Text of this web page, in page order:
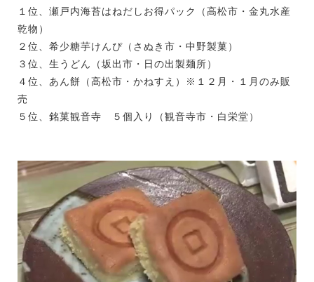
１位、瀬戸内海苔はねだしお得パック（高松市・金丸水産
乾物）
２位、希少糖芋けんぴ（さぬき市・中野製菓）
３位、生うどん（坂出市・日の出製麺所）
４位、あん餅（高松市・かねすえ）※１２月・１月のみ販
売
５位、銘菓観音寺 ５個入り（観音寺市・白栄堂）